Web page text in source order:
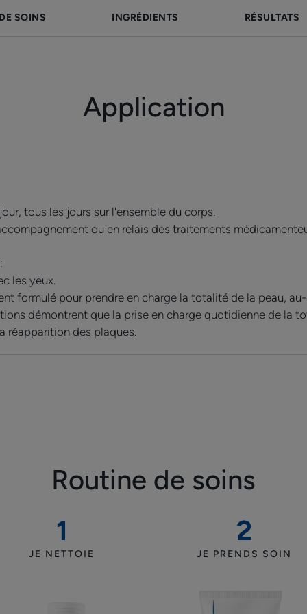
qu’au-delà des
la peau dite «
d’inconfort non
s’occuper de la
psoriasique dans
contenant
contribuent à
réduire les
Moins 47%¹ de sécheresse cutanée dès
démangeaisons* après un mois
SOINS INGRÉDIENTS RÉSULTATS
Application
tous les jours sur l'ensemble du corps.
ou en relais des traitements
les yeux.
formulé pour prendre en charge la totalité de la peau,
démontrent que la prise en charge quotidienne de la
réapparition des plaques.
Routine de soins
1
Gel
JE NETTOIE
2
Baume
JE PRENDS SOIN